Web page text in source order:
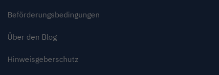
Beförderungsbedingungen
Über den Blog
Hinweisgeberschutz